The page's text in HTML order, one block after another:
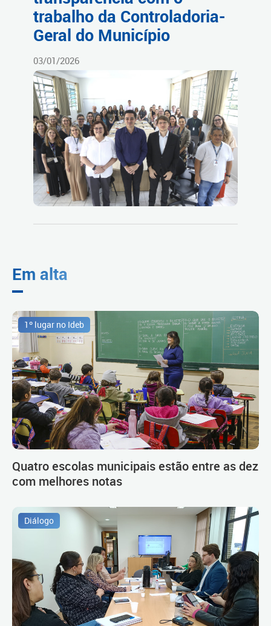
trabalho da Controladoria-
Geral do Município
03/01/2026
Em alta
1º lugar no Ideb
Quatro escolas municipais estão entre as dez
com melhores notas
Diálogo